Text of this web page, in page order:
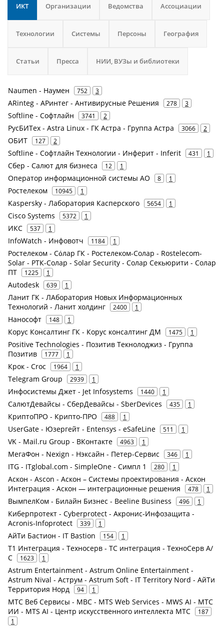
ИКТ Организации Ведомства Ассоциации
Технологии Системы Персоны География
Статьи Пресса НИИ, ВУЗы и библиотеки
Naumen - Наумен 752 3
ARinteg - АРинтег - Антивирусные Решения 278 3
Softline - Софтлайн 3741 2
РусБИТех - Astra Linux - ГК Астра - Группа Астра 3066 2
ОБИТ 127 2
Softline - Софтлайн Технологии - Инферит - Inferit 431 1
Сбер - Салют для бизнеса 12 1
Оператор информационной системы АО 8 1
Ростелеком 10945 1
Kaspersky - Лаборатория Касперского 5654 1
Cisco Systems 5372 1
ИКС 537 1
InfoWatch - Инфовотч 1184 1
Ростелеком - Сόлар ГК - Ростелеком-Солар - Rostelecom-
Solar - РТК-Солар - Solar Security - Солар Секьюрити - Солар
ПТ
1225 1
Autodesk 639 1
Ланит ГК - ЛАборатория Новых Информационных
Технологий - Ланит холдинг
2400 1
Нанософт 148 1
Корус Консалтинг ГК - Корус консалтинг ДМ 1475 1
Positive Technologies - Позитив Текнолоджиз - Группа
Позитив
1777 1
Крок - Croc 1964 1
Telegram Group 2939 1
Инфосистемы Джет - Jet Infosystems 1440 1
СалютДевайсы - СберДевайсы - SberDevices 435 1
КриптоПРО - Крипто-ПРО 488 1
UserGate - Юзергейт - Entensys - eSafeLine 511 1
VK - Mail.ru Group - ВКонтакте 4963 1
МегаФон - Nexign - Нэксайн - Петер-Сервис 346 1
ITG - ITglobal.com - SimpleOne - Симпл 1 280 1
Аскон - Ascon - Аскон – Системы проектирования - Аскон
Интеграция - Аскон — интеграционные решения
478 1
ВымпелКом - Билайн Бизнес - Beeline Business 496 1
Киберпротект - Cyberprotect - Акронис-Инфозащита -
Acronis-Infoprotect
339 1
АйТи Бастион - IT Bastion 154 1
Т1 Интеграция - Техносерв - ТС интеграция - ТехноСерв А/
С
1623 1
Astrum Entertainment - Astrum Online Entertainment -
Astrum Nival - Аструм - Astrum Soft - IT Territory Nord - АйТи
Территория Норд
94 1
МТС Веб Сервисы - МВС - MTS Web Services - MWS AI - МТС
ИИ - MTS AI - Центр искусственного интеллекта МТС
187
1